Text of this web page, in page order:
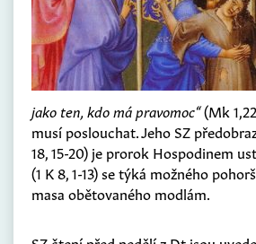
jako ten, kdo má pravomoc“(Mk
musí poslouchat. Jeho SZ
18, 15-20) je prorok Hospodinem
(1 K 8, 1-13) se týká možného
masa obětovaného modlám.